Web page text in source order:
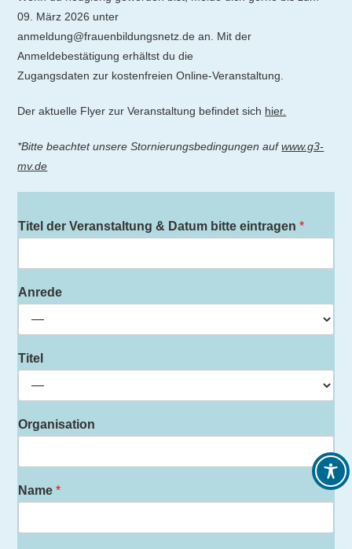
09. März 2026 unter
anmeldung@frauenbildungsnetz.de an. Mit der
Anmeldebestätigung erhältst du die
Zugangsdaten zur kostenfreien Online-Veranstaltung.
Der aktuelle Flyer zur Veranstaltung befindet sich hier.
*Bitte beachtet unsere Stornierungsbedingungen aufwww.g3-
mv.de
Titel der Veranstaltung & Datum bitte eintragen*
Anrede
Titel
Organisation
Name*